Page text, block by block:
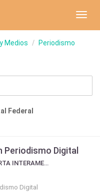
Medios
Periodismo
Federal
Periodismo Digital
UAI UNIVERSIDAD ABIERTA INTERAMERICANA
Digital